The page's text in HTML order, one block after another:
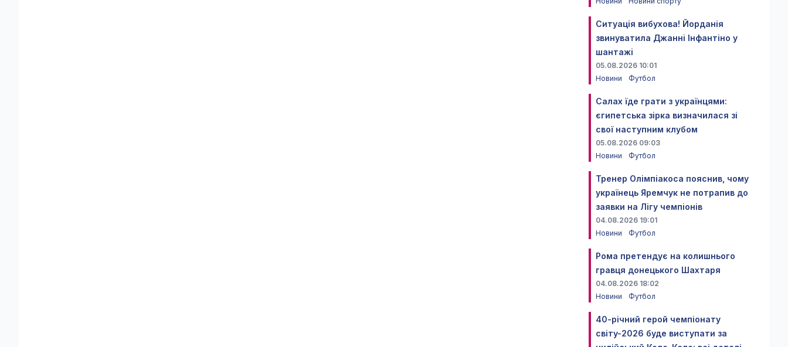
Ситуація вибухова! Йорданія
звинуватила Джанні Інфантіно у
шантажі
05.08.2026 10:01
Новини
Футбол
Салах їде грати з українцями:
єгипетська зірка визначилася зі
свої наступним клубом
05.08.2026 09:03
Новини
Футбол
Тренер Олімпіакоса пояснив, чому
українець Яремчук не потрапив до
заявки на Лігу чемпіонів
04.08.2026 19:01
Новини
Футбол
Рома претендує на колишнього
гравця донецького Шахтаря
04.08.2026 18:02
Новини
Футбол
40-річний герой чемпіонату
світу-2026 буде виступати за